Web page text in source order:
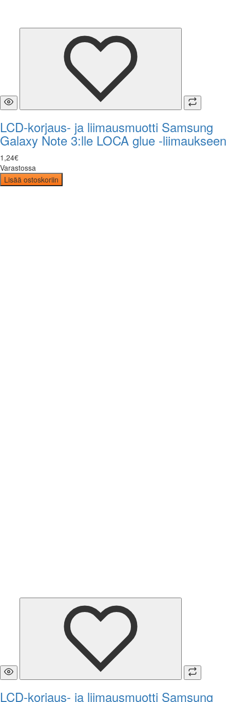
LCD-korjaus- ja liimausmuotti Samsung
Galaxy Note 3:lle LOCA glue -liimaukseen
1 ,24€
Varastossa
Lisää ostoskoriin
LCD-korjaus- ja liimausmuotti Samsung